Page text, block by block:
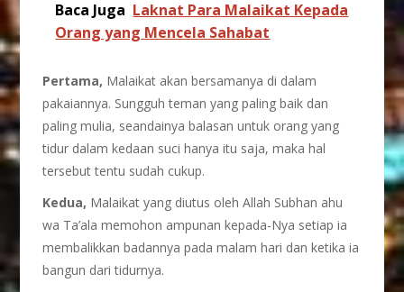
Baca Juga Laknat Para Malaikat Kepada
Orang yang Mencela Sahabat
Pertama, Malaikat akan bersamanya di dalam
pakaiannya. Sungguh teman yang paling baik dan
paling mulia, seandainya balasan untuk orang yang
tidur dalam kedaan suci hanya itu saja, maka hal
tersebut tentu sudah cukup.
Kedua, Malaikat yang diutus oleh Allah Subhan ahu
wa Ta’ala memohon ampunan kepada-Nya setiap ia
membalikkan badannya pada malam hari dan ketika ia
bangun dari tidurnya.